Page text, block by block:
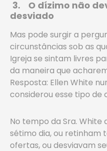
3. O dízimo não
desviado
Mas pode surgir a
circunstâncias sob as
Igreja se sintam livres
da maneira que
Resposta: Ellen White
considerou esse tipo de
No tempo da Sra. White
sétimo dia, ou retinham
ofertas, ou desviavam